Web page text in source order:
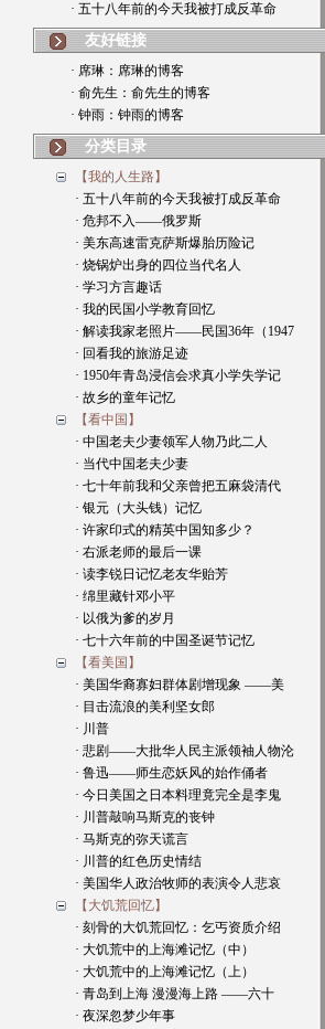
· 五十八年前的今天我被打成反革命
友好链接
· 席琳：席琳的博客
· 俞先生：俞先生的博客
· 钟雨：钟雨的博客
分类目录
【我的人生路】
· 五十八年前的今天我被打成反革命
· 危邦不入——俄罗斯
· 美东高速雷克萨斯爆胎历险记
· 烧锅炉出身的四位当代名人
· 学习方言趣话
· 我的民国小学教育回忆
· 解读我家老照片——民国36年（1947
· 回看我的旅游足迹
· 1950年青岛浸信会求真小学失学记
· 故乡的童年记忆
【看中国】
· 中国老夫少妻领军人物乃此二人
· 当代中国老夫少妻
· 七十年前我和父亲曾把五麻袋清代
· 银元（大头钱）记忆
· 许家印式的精英中国知多少？
· 右派老师的最后一课
· 读李锐日记忆老友华贻芳
· 绵里藏针邓小平
· 以俄为爹的岁月
· 七十六年前的中国圣诞节记忆
【看美国】
· 美国华裔寡妇群体剧增现象 ——美
· 目击流浪的美利坚女郎
· 川普
· 悲剧——大批华人民主派领袖人物沦
· 鲁迅——师生恋妖风的始作俑者
· 今日美国之日本料理竟完全是李鬼
· 川普敲响马斯克的丧钟
· 马斯克的弥天谎言
· 川普的红色历史情结
· 美国华人政治牧师的表演令人悲哀
【大饥荒回忆】
· 刻骨的大饥荒回忆：乞丐资质介绍
· 大饥荒中的上海滩记忆（中）
· 大饥荒中的上海滩记忆（上）
· 青岛到上海 漫漫海上路 ——六十
· 夜深忽梦少年事